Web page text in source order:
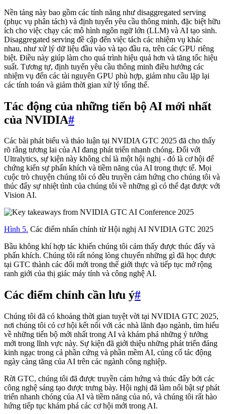
Nền tảng này bao gồm các tính năng như disaggregated serving
(phục vụ phân tách) và định tuyến yêu cầu thông minh, đặc biệt hữu
ích cho việc chạy các mô hình ngôn ngữ lớn (LLM) và AI tạo sinh.
Disaggregated serving đề cập đến việc tách các nhiệm vụ khác
nhau, như xử lý dữ liệu đầu vào và tạo đầu ra, trên các GPU riêng
biệt. Điều này giúp làm cho quá trình hiệu quả hơn và tăng tốc hiệu
suất. Tương tự, định tuyến yêu cầu thông minh điều hướng các
nhiệm vụ đến các tài nguyên GPU phù hợp, giảm nhu cầu lặp lại
các tính toán và giảm thời gian xử lý tổng thể.
Tác động của những tiến bộ AI mới nhất
của NVIDIA#
Các bài phát biểu và thảo luận tại NVIDIA GTC 2025 đã cho thấy
rõ rằng tương lai của AI đang phát triển nhanh chóng. Đối với
Ultralytics, sự kiện này không chỉ là một hội nghị - đó là cơ hội để
chứng kiến sự phấn khích và tiềm năng của AI trong thực tế. Mọi
cuộc trò chuyện chúng tôi có đều truyền cảm hứng cho chúng tôi và
thúc đẩy sự nhiệt tình của chúng tôi về những gì có thể đạt được với
Vision AI.
Hình 5. Các điểm nhấn chính từ Hội nghị AI NVIDIA GTC 2025
Bầu không khí hợp tác khiến chúng tôi cảm thấy được thúc đẩy và
phấn khích. Chúng tôi rất nóng lòng chuyển những gì đã học được
tại GTC thành các đổi mới trong thế giới thực và tiếp tục mở rộng
ranh giới của thị giác máy tính và công nghệ AI.
Các điểm chính cần lưu ý#
Chúng tôi đã có khoảng thời gian tuyệt vời tại NVIDIA GTC 2025,
nơi chúng tôi có cơ hội kết nối với các nhà lãnh đạo ngành, tìm hiểu
về những tiến bộ mới nhất trong AI và khám phá những ý tưởng
mới trong lĩnh vực này. Sự kiện đã giới thiệu những phát triển đáng
kinh ngạc trong cả phần cứng và phần mềm AI, củng cố tác động
ngày càng tăng của AI trên các ngành công nghiệp.
Rời GTC, chúng tôi đã được truyền cảm hứng và thúc đẩy bởi các
công nghệ sáng tạo được trưng bày. Hội nghị đã làm nổi bật sự phát
triển nhanh chóng của AI và tiềm năng của nó, và chúng tôi rất hào
hứng tiếp tục khám phá các cơ hội mới trong AI.